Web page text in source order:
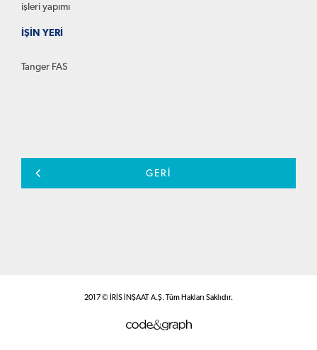
işleri yapımı
İŞİN YERİ
Tanger FAS
GERİ
2017 © İRİS İNŞAAT A.Ş. Tüm Hakları Saklıdır.